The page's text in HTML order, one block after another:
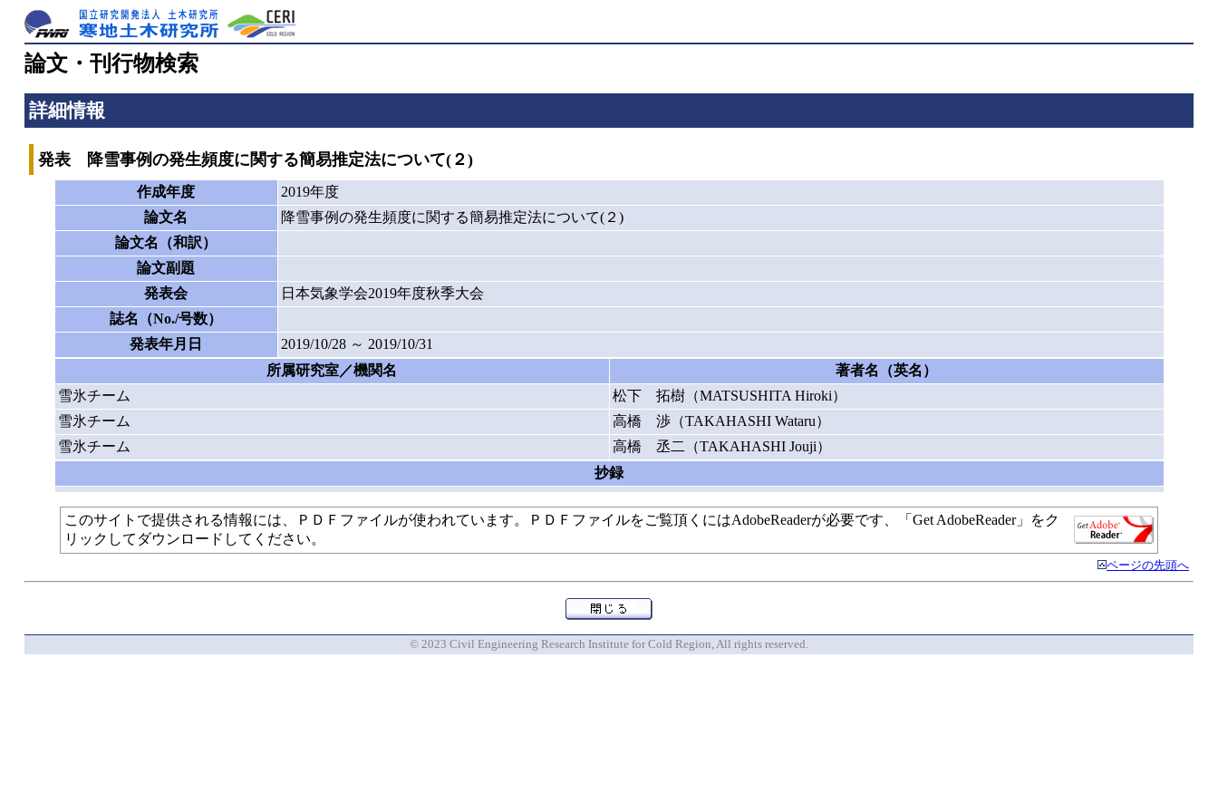
論文・刊行物検索
詳細情報
発表 降雪事例の発生頻度に関する簡易推定法について(２)
作成年度
2019年度
論文名
降雪事例の発生頻度に関する簡易推定法について(２)
論文名（和訳）
論文副題
発表会
日本気象学会2019年度秋季大会
誌名（No./号数）
発表年月日
2019/10/28 ～ 2019/10/31
所属研究室／機関名
著者名（英名）
雪氷チーム
松下 拓樹（MATSUSHITA Hiroki）
雪氷チーム
高橋 渉（TAKAHASHI Wataru）
雪氷チーム
高橋 丞二（TAKAHASHI Jouji）
抄録
このサイトで提供される情報には、ＰＤＦファイルが使われています。ＰＤＦファイルをご覧頂くにはAdobeReaderが必要です、「Get AdobeReader」をク
リックしてダウンロードしてください。
ページの先頭へ
© 2023 Civil Engineering Research Institute for Cold Region, All rights reserved.